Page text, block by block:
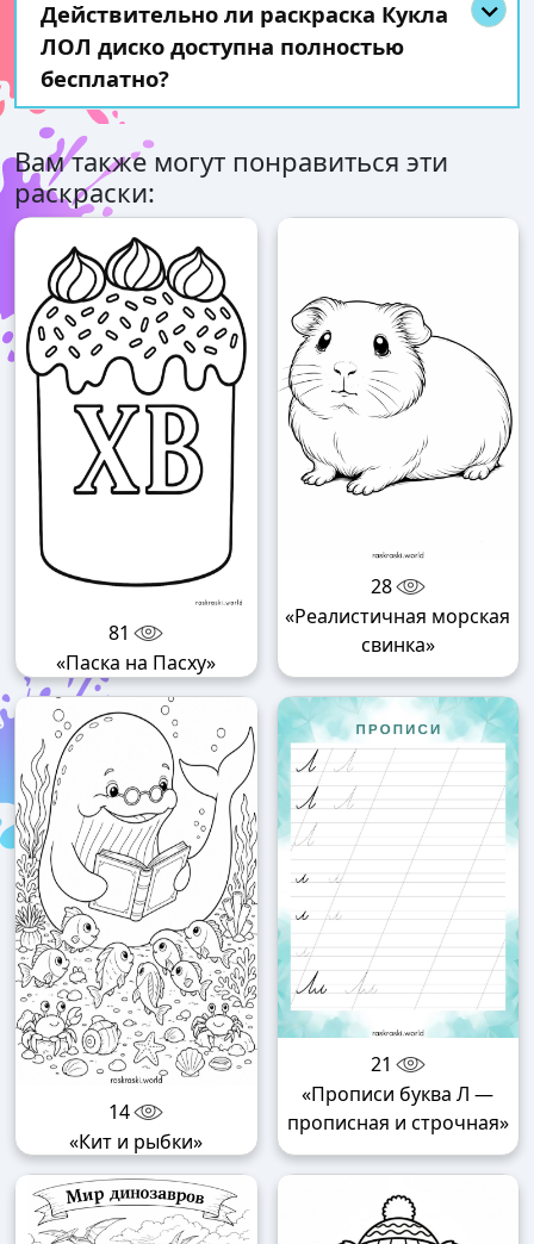
Действительно ли раскраска Кукла
ЛОЛ диско доступна полностью
бесплатно?
Вам также могут понравиться эти
раскраски:
81
«Паска на Пасху»
28
«Реалистичная морская
свинка»
14
«Кит и рыбки»
21
«Прописи буква Л —
прописная и строчная»